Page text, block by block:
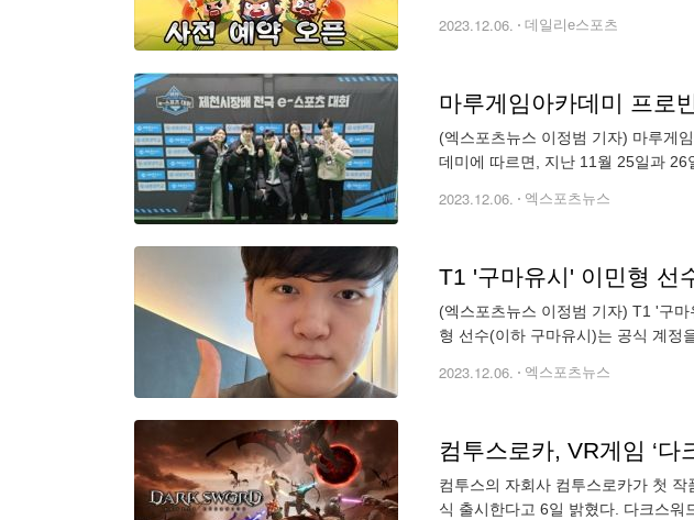
2023.12.06. 데일리e스포츠
마루게임아카데미 프로
(엑스포츠뉴스 이정범 기자) 마루게
데미에 따르면, 지난 11월 25일과 26
2023.12.06. 엑스포츠뉴스
T1 '구마유시' 이민형 선
(엑스포츠뉴스 이정범 기자) T1 '구
형 선수(이하 구마유시)는 공식 계정
2023.12.06. 엑스포츠뉴스
컴투스로카, VR게임 ‘다
컴투스의 자회사 컴투스로카가 첫 작
식 출시한다고 6일 밝혔다. 다크스워